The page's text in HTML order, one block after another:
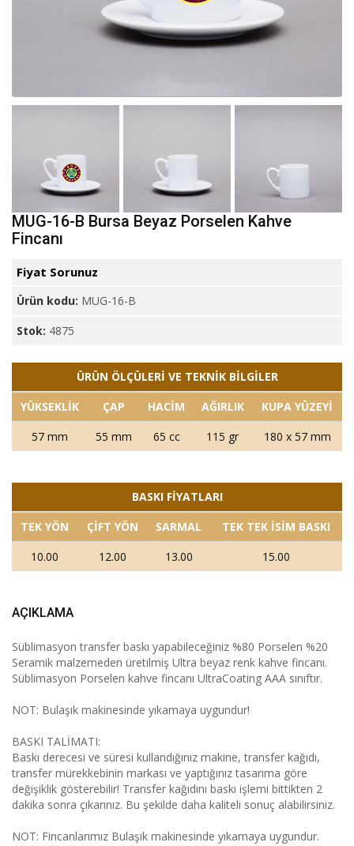
MUG-16-B Bursa Beyaz Porselen Kahve
Fincanı
Fiyat Sorunuz
Ürün kodu: MUG-16-B
Stok: 4875
ÜRÜN ÖLÇÜLERİ VE TEKNİK BİLGİLER
YÜKSEKLİK
ÇAP HACİM AĞIRLIK
KUPA YÜZEYİ
57 mm
55 mm 65 cc 115 gr 180 x 57 mm
BASKI FİYATLARI
TEK YÖN
ÇİFT YÖN SARMAL
TEK TEK İSİM BASKI
10.00
12.00 13.00 15.00
AÇIKLAMA
Süblimasyon transfer baskı yapabileceğiniz %80 Porselen %20
Seramik malzemeden üretilmiş Ultra beyaz renk kahve fincanı.
Süblimasyon Porselen kahve fincanı UltraCoating AAA sınıftır.
NOT: Bulaşık makinesinde yıkamaya uygundur!
BASKI TALİMATI:
Baskı derecesi ve süresi kullandığınız makine, transfer kağıdı,
transfer mürekkebinin markası ve yaptığınız tasarıma göre
değişiklik gösterebilir! Transfer kağıdını baskı işlemi bittikten 2
dakika sonra çıkarınız. Bu şekilde daha kaliteli sonuç alabilirsiniz.
NOT: Fincanlarımız Bulaşık makinesinde yıkamaya uygundur.